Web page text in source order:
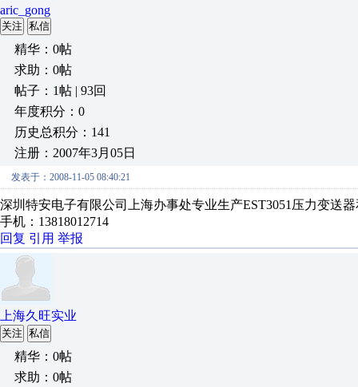
aric_gong
关注 私信
精华：0帖
求助：0帖
帖子：1帖 | 93回
年度积分：0
历史总积分：141
注册：2007年3月05日
发表于：2008-11-05 08:40:21
深圳特安电子有限公司上海办事处专业生产EST3051压力变送
手机：13818012714
回复 引用 举报
上海久旺实业
关注 私信
精华：0帖
求助：0帖